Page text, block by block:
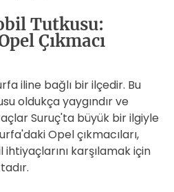
Tutkusu:
Çıkmacı
iline bağlı bir ilçedir. Bu
oldukça yaygındır ve
Suruç'ta büyük bir ilgiyle
Opel çıkmacıları,
karşılamak için